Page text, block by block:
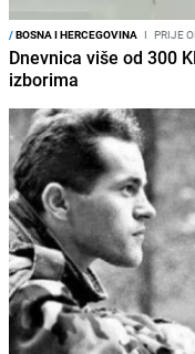
/BOSNA I HERCEGOVINA I PRIJE
Dnevnica više od 300
izborima